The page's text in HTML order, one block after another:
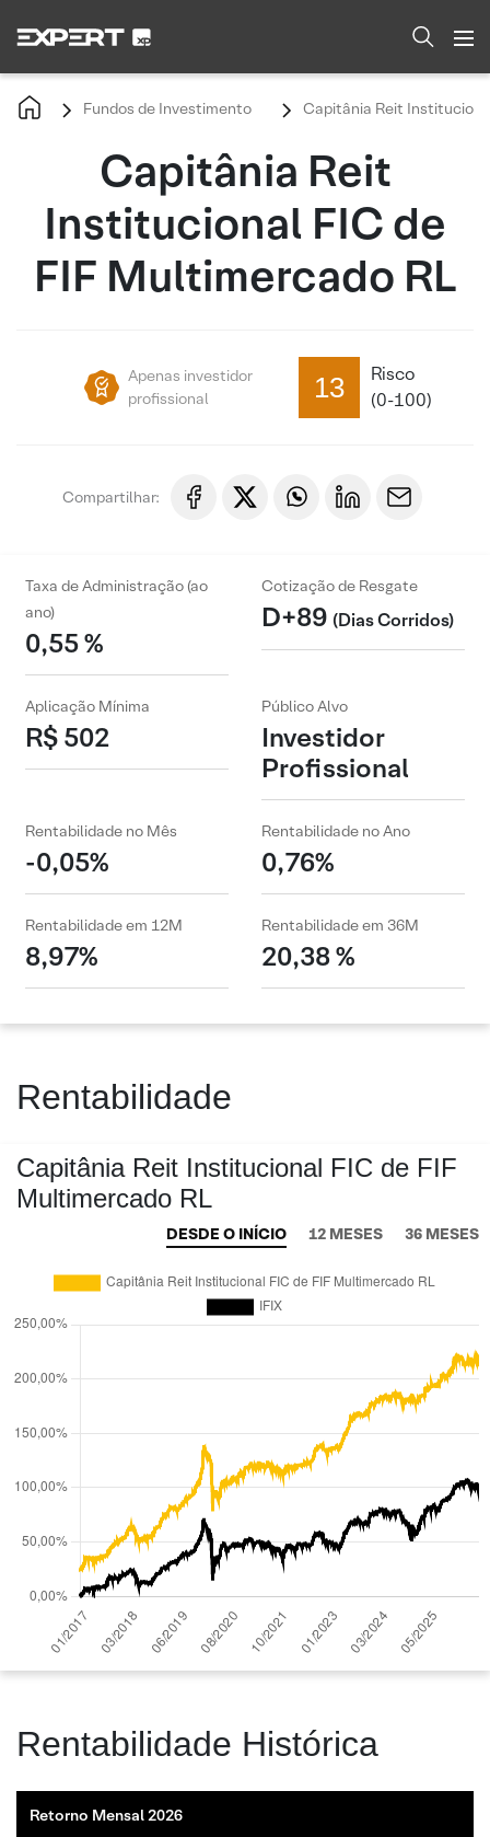
Fundos de Investimento Capitânia Reit
Capitânia Reit
Institucional FIC de
FIF Multimercado RL
Apenas investidor
profissional
13
Risco
(0-100)
Compartilhar:
Taxa de Administração (ao
ano)
0,55 %
Cotização de Resgate
D+89 (Dias Corridos)
Aplicação Mínima
R$ 502
Público Alvo
Investidor
Profissional
Rentabilidade no Mês
-0,05%
Rentabilidade no Ano
0,76%
Rentabilidade em 12M
8,97%
Rentabilidade em 36M
20,38 %
Rentabilidade
Capitânia Reit Institucional FIC de FIF
Multimercado RL
DESDE O INÍCIO 12 MESES 36 MESES
Rentabilidade Histórica
Retorno Mensal 2026